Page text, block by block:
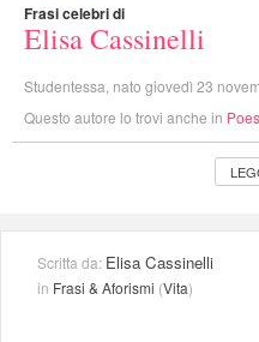
Frasi celebri di
Elisa Cassinelli
Studentessa, nato giovedì 23
Questo autore lo trovi anche in
Scritta da: Elisa Cassinelli
in Frasi & Aforismi (Vita)